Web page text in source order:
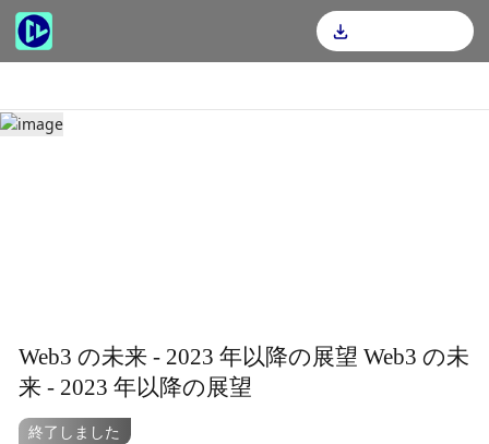
Web3 の未来 - 2023 年以降の展望 Web3 の未
来 - 2023 年以降の展望
終了しました